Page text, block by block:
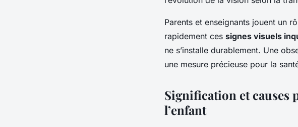
Parents et enseignants jouent un
rapidement ces signes visuels
ne s’installe durablement. Une
une mesure précieuse pour la
Signification et causes
l’enfant